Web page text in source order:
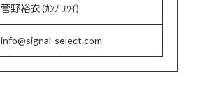
菅野裕衣 (ｶﾝﾉ ﾕｳｲ)
info@signal-select.com